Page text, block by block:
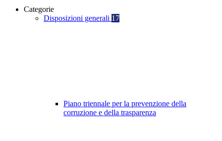
Categorie
Disposizioni generali 17
Piano triennale per la prevenzione della
corruzione e della trasparenza